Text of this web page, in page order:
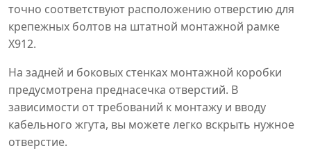
точно соответствуют расположению отверстию для
крепежных болтов на штатной монтажной рамке
X912.
На задней и боковых стенках монтажной коробки
предусмотрена преднасечка отверстий. В
зависимости от требований к монтажу и вводу
кабельного жгута, вы можете легко вскрыть нужное
отверстие.